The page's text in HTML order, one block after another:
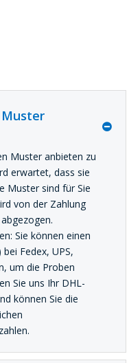
Muster anbieten zu
erwartet, dass sie
Muster sind für Sie
von der Zahlung
Sie können einen
Fedex, UPS,
um die Proben
Sie uns Ihr DHL-
können Sie die